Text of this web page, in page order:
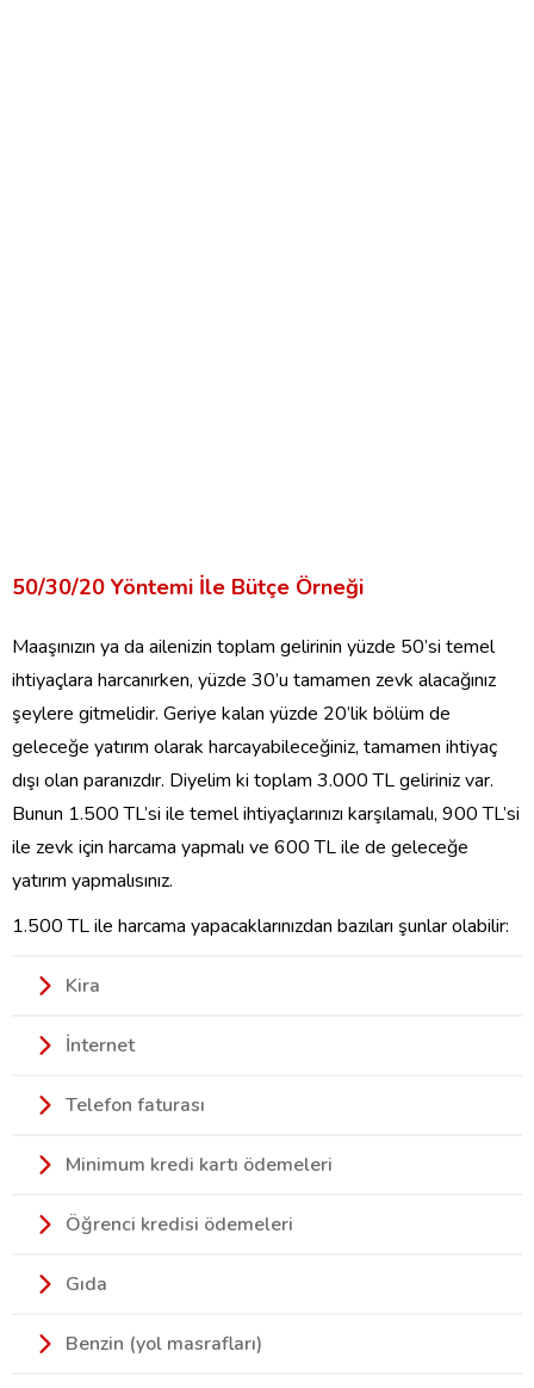
50/30/20 Yöntemi İle Bütçe Örneği
Maaşınızın ya da ailenizin toplam gelirinin yüzde 50’si temel
ihtiyaçlara harcanırken, yüzde 30’u tamamen zevk alacağınız
şeylere gitmelidir. Geriye kalan yüzde 20’lik bölüm de
geleceğe yatırım olarak harcayabileceğiniz, tamamen ihtiyaç
dışı olan paranızdır. Diyelim ki toplam 3.000 TL geliriniz var.
Bunun 1.500 TL’si ile temel ihtiyaçlarınızı karşılamalı, 900 TL’si
ile zevk için harcama yapmalı ve 600 TL ile de geleceğe
yatırım yapmalısınız.
1.500 TL ile harcama yapacaklarınızdan bazıları şunlar olabilir:
Kira
İnternet
Telefon faturası
Minimum kredi kartı ödemeleri
Öğrenci kredisi ödemeleri
Gıda
Benzin (yol masrafları)